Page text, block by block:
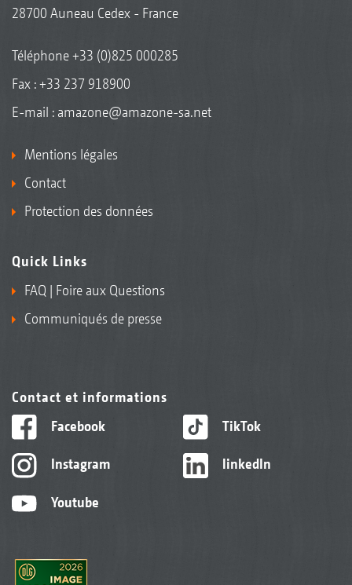
28700 Auneau Cedex - France
Téléphone+33 (0)825 000285
Fax : +33 237 918900
E-mail : amazone@amazone-sa.net
Mentions légales
Contact
Protection des données
Quick Links
FAQ | Foire aux Questions
Communiqués de presse
Contact et informations
Facebook
Instagram
Youtube
TikTok
linkedIn